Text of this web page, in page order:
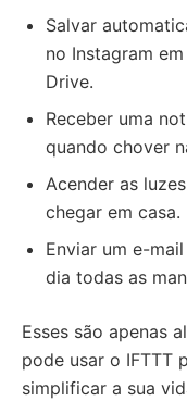
Salvar
no Instagram
Drive.
Receber uma
quando chover
Acender as
chegar em casa.
Enviar um e-
dia todas as
Esses são apenas
pode usar o IFTTT
simplificar a sua